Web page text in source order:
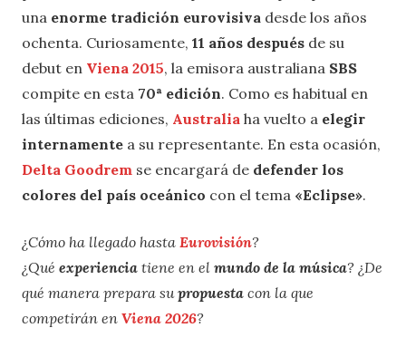
una enorme tradición eurovisiva desde los años
ochenta. Curiosamente, 11 años después de su
debut en Viena 2015, la emisora australiana SBS
compite en esta 70ª edición. Como es habitual en
las últimas ediciones, Australia ha vuelto a elegir
internamente a su representante. En esta ocasión,
Delta Goodrem se encargará de defender los
colores del país oceánico con el tema «Eclipse».
¿Cómo ha llegado hasta Eurovisión?
¿Qué experiencia tiene en el mundo de la música? ¿De
qué manera prepara supropuesta con la que
competirán en Viena 2026?